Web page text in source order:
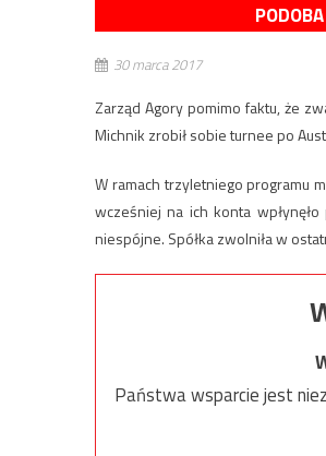
30 marca 2017
Zarząd Agory pomimo faktu, że
Michnik zrobił sobie turnee po
W ramach trzyletniego programu
wcześniej na ich konta
niespójne. Spółka zwolniła w
Państwa wsparcie jest